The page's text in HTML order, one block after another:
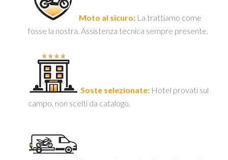
Moto al sicuro: La trattiamo come
fosse la nostra. Assistenza tecnica sempre presente.
Soste selezionate: Hotel provati sul
campo, non scelti da catalogo.